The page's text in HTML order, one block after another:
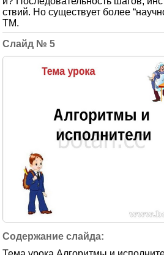
ствий. Но существует более
ТМ.
5